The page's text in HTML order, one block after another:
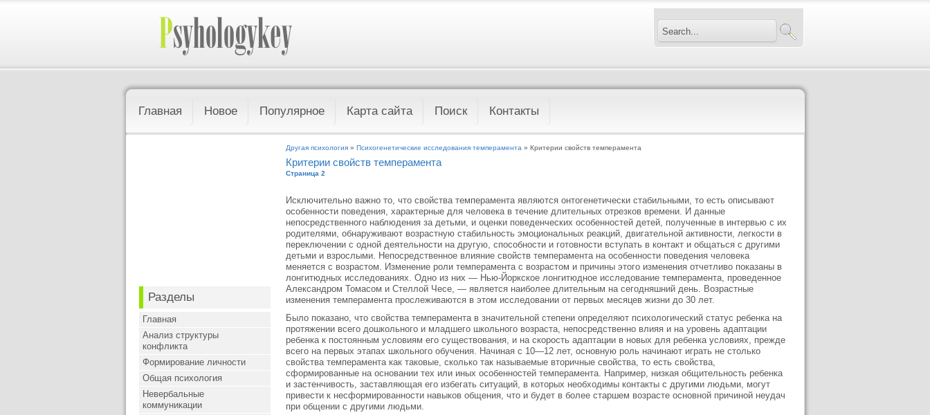
Главная Новое Популярное Карта сайта Поиск Контакты
Разделы
Главная
Анализ структуры
конфликта
Формирование личности
Общая психология
Невербальные
коммуникации
Другая психология » Психогенетические исследования темперамента » Критерии свойств темперамента
Критерии свойств темперамента
Страница 2
Исключительно важно то, что свойства темперамента являются онтогенетически стабильными, то есть описывают
особенности поведения, характерные для человека в течение длительных отрезков времени. И данные
непосредственного наблюдения за детьми, и оценки поведенческих особенностей детей, полученные в интервью с их
родителями, обнаруживают возрастную стабильность эмоциональных реакций, двигательной активности, легкости в
переключении с одной деятельности на другую, способности и готовности вступать в контакт и общаться с другими
детьми и взрослыми. Непосредственное влияние свойств темперамента на особенности поведения человека
меняется с возрастом. Изменение роли темперамента с возрастом и причины этого изменения отчетливо показаны в
лонгитюдных исследованиях. Одно из них — Нью-Йоркское лонгитюдное исследование темперамента, проведенное
Александром Томасом и Стеллой Чесе, — является наиболее длительным на сегодняшний день. Возрастные
изменения темперамента прослеживаются в этом исследовании от первых месяцев жизни до 30 лет.
Было показано, что свойства темперамента в значительной степени определяют психологический статус ребенка на
протяжении всего дошкольного и младшего школьного возраста, непосредственно влияя и на уровень адаптации
ребенка к постоянным условиям его существования, и на скорость адаптации в новых для ребенка условиях, прежде
всего на первых этапах школьного обучения. Начиная с 10—12 лет, основную роль начинают играть не столько
свойства темперамента как таковые, сколько так называемые вторичные свойства, то есть свойства,
сформированные на основании тех или иных особенностей темперамента. Например, низкая общительность ребенка
и застенчивость, заставляющая его избегать ситуаций, в которых необходимы контакты с другими людьми, могут
привести к несформированности навыков общения, что и будет в более старшем возрасте основной причиной неудач
при общении с другими людьми.